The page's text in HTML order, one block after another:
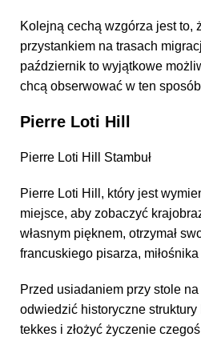
Kolejną cechą wzgórza jest to,
przystankiem na trasach
październik to wyjątkowe
chcą obserwować w ten
Pierre Loti Hill
Pierre Loti Hill Stambuł
Pierre Loti Hill, który jest
miejsce, aby zobaczyć
własnym pięknem, otrzymał
francuskiego pisarza, miłośnika
Przed usiadaniem przy stole
odwiedzić historyczne
tekkes i złożyć życzenie